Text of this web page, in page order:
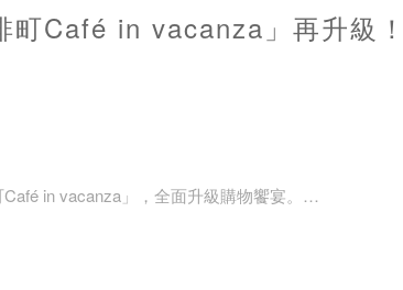
町Café in vacanza」再升級
in vacanza」，全面升級購物饗宴。